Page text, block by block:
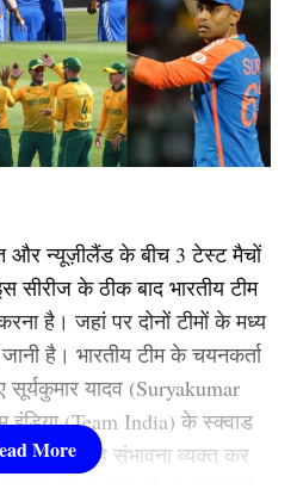
और न्यूज़ीलैंड के बीच 3 टेस्ट मैचों
सीरीज के ठीक बाद भारतीय टीम
है। जहां पर दोनों टीमों के मध्य
है। भारतीय टीम के चयनकर्ता
यादव (Suryakumar
इंडिया (Team India) के स्क्वाड
फैंस यह संभावना व्यक्त कर